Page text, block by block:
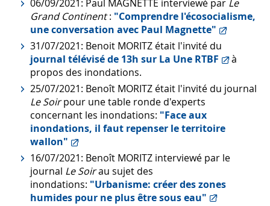
06/09/2021: Paul MAGNETTE interviewé par Le
Grand Continent: "Comprendre l'écosocialisme,
une conversation avec Paul Magnette"
31/07/2021: Benoit MORITZ était l'invité du
journal télévisé de 13h sur La Une RTBF
à
propos des inondations.
25/07/2021: Benoît MORITZ était l'invité du journal
Le Soirpour une table ronde d'experts
concernant les inondations: "Face aux
inondations, il faut repenser le territoire
wallon"
16/07/2021: Benoît MORITZ interviewé par le
journal Le Soirau sujet des
inondations: "Urbanisme: créer des zones
humides pour ne plus être sous eau"